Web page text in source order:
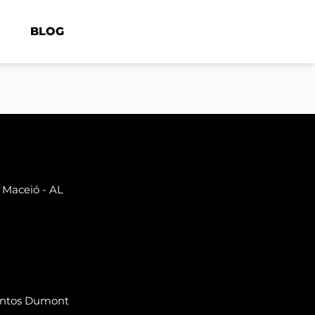
BLOG
- AL
Dumont